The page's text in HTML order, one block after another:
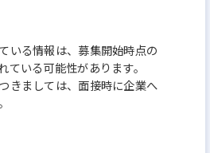
いる情報は、募集開始時点の
ている可能性があります。
きましては、面接時に企業へ